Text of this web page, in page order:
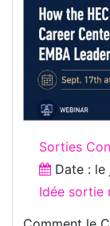
Sorties
Date : le
Idée sortie